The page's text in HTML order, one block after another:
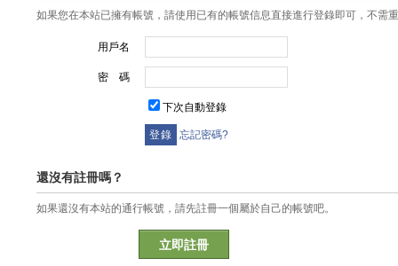
如果您在本站已擁有帳號，請使用已有的帳號信息直接進行登錄即可，不需
用戶名
密 碼
下次自動登錄
忘記密碼?
還沒有註冊嗎？
如果還沒有本站的通行帳號，請先註冊一個屬於自己的帳號吧。
立即註冊